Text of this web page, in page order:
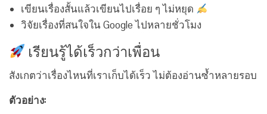
เขียนเรื่องสั้นแล้วเขียนไปเรื่อย ๆ ไม่หยุด
วิจัยเรื่องที่สนใจใน Google ไปหลายชั่วโมง
เรียนรู้ได้เร็วกว่าเพื่อน
สังเกตว่าเรื่องไหนที่เราเก็บได้เร็ว ไม่ต้องอ่านซ้ำหลายรอบ
ตัวอย่าง: